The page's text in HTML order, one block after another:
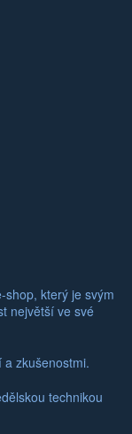
který je svým
největší ve své
zkušenostmi.
technikou